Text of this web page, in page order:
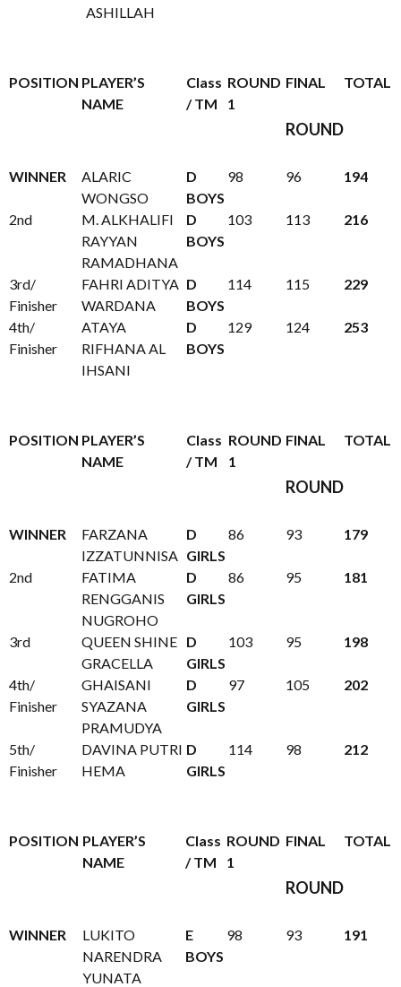
ASHILLAH
POSITION PLAYER’S
NAME
Class
/ TM
ROUND
1
FINAL
ROUND
TOTAL
WINNER
ALARIC
WONGSO
D
BOYS
98 96 194
2nd
M. ALKHALIFI
RAYYAN
RAMADHANA
D
BOYS
103 113 216
3rd/
Finisher
FAHRI ADITYA
WARDANA
D
BOYS
114 115 229
4th/
Finisher
ATAYA
RIFHANA AL
IHSANI
D
BOYS
129 124 253
POSITION PLAYER’S
NAME
Class
/ TM
ROUND
1
FINAL
ROUND
TOTAL
WINNER
FARZANA
IZZATUNNISA
D
GIRLS
86 93 179
2nd
FATIMA
RENGGANIS
NUGROHO
D
GIRLS
86 95 181
3rd
QUEEN SHINE
GRACELLA
D
GIRLS
103 95 198
4th/
Finisher
GHAISANI
SYAZANA
PRAMUDYA
D
GIRLS
97 105 202
5th/
Finisher
DAVINA PUTRI
HEMA
D
GIRLS
114 98 212
POSITION PLAYER’S
NAME
Class
/ TM
ROUND
1
FINAL
ROUND
TOTAL
WINNER
LUKITO
NARENDRA
YUNATA
E
BOYS
98 93 191